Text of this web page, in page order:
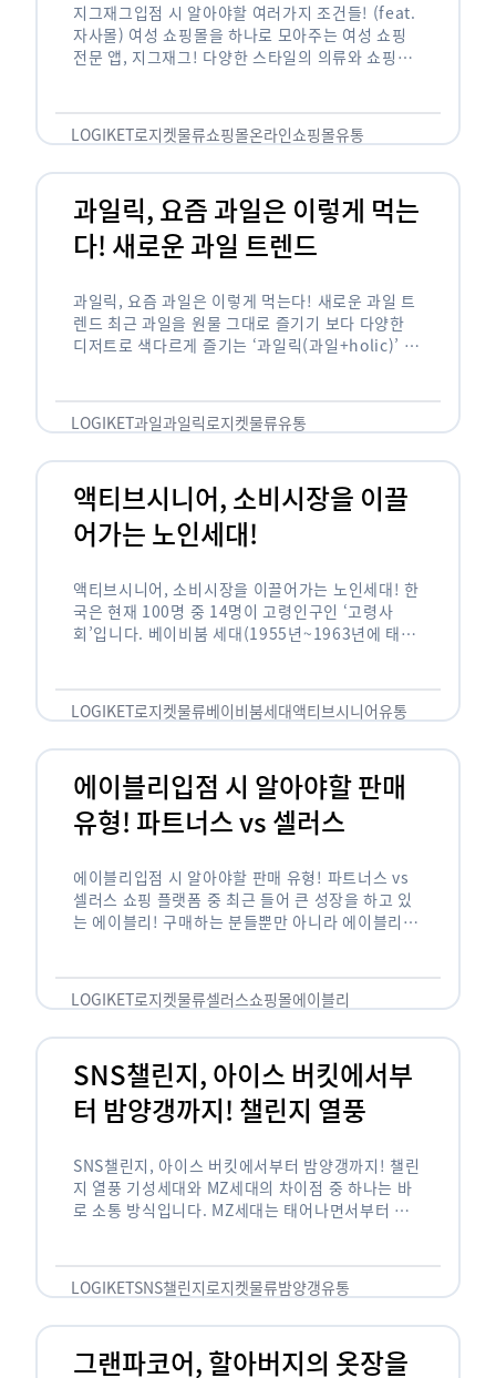
지그재그입점 시 알아야할 여러가지 조건들! (feat.
자사몰) 여성 쇼핑몰을 하나로 모아주는 여성 쇼핑
전문 앱, 지그재그! 다양한 스타일의 의류와 쇼핑몰
LOGIKET로지켓물류쇼핑몰온라인쇼핑몰유통
과일릭, 요즘 과일은 이렇게 먹는
다! 새로운 과일 트렌드
과일릭, 요즘 과일은 이렇게 먹는다! 새로운 과일 트
렌드 최근 과일을 원물 그대로 즐기기 보다 다양한
디저트로 색다르게 즐기는 ‘과일릭(과일+holic)’ 트
…
LOGIKET과일과일릭로지켓물류유통
액티브시니어, 소비시장을 이끌
어가는 노인세대!
액티브시니어, 소비시장을 이끌어가는 노인세대! 한
국은 현재 100명 중 14명이 고령인구인 ‘고령사
회’입니다. 베이비붐 세대(1955년~1963년에 태어
오고 있습니다. 하지만 사회가 늙어가는 …
LOGIKET로지켓물류베이비붐세대액티브시니어유통
에이블리입점 시 알아야할 판매
유형! 파트너스 vs 셀러스
에이블리입점 시 알아야할 판매 유형! 파트너스 vs
셀러스 쇼핑 플랫폼 중 최근 들어 큰 성장을 하고 있
는 에이블리! 구매하는 분들뿐만 아니라 에이블리에
LOGIKET로지켓물류셀러스쇼핑몰에이블리
SNS챌린지, 아이스 버킷에서부
터 밤양갱까지! 챌린지 열풍
SNS챌린지, 아이스 버킷에서부터 밤양갱까지! 챌린
지 열풍 기성세대와 MZ세대의 차이점 중 하나는 바
로 소통 방식입니다. MZ세대는 태어나면서부터 디
도 능숙한 …
LOGIKETSNS챌린지로지켓물류밤양갱유통
그랜파코어, 할아버지의 옷장을